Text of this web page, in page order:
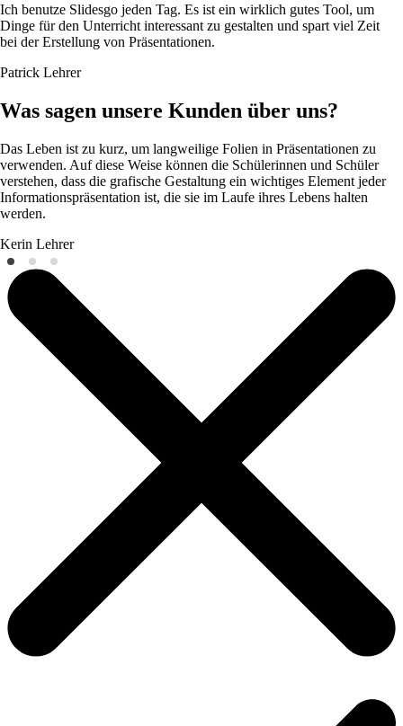
Ich benutze Slidesgo jeden Tag. Es ist ein wirklich gutes Tool, um
Dinge für den Unterricht interessant zu gestalten und spart viel Zeit
bei der Erstellung von Präsentationen.
Patrick Lehrer
Was sagen unsere Kunden über uns?
Das Leben ist zu kurz, um langweilige Folien in Präsentationen zu
verwenden. Auf diese Weise können die Schülerinnen und Schüler
verstehen, dass die grafische Gestaltung ein wichtiges Element jeder
Informationspräsentation ist, die sie im Laufe ihres Lebens halten
werden.
Kerin Lehrer